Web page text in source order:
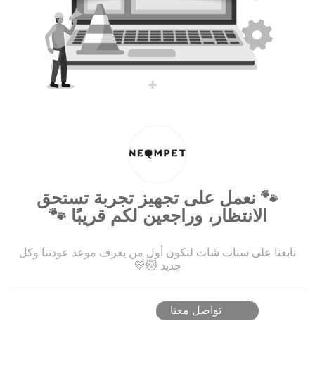
🐾 نعمل على تجهيز تجربة تستحق
الانتظار، وراجعين لكم قريبًا 🐾
تابعنا على سناب شات لتكون أول من يعرف موعد عودتنا وكل
جديد 🐱💛
تواصل معنا